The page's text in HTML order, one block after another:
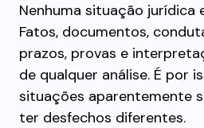
Nenhuma situação jurídica
Fatos, documentos,
prazos, provas e
de qualquer análise. É por
situações aparentemente
ter desfechos diferentes.